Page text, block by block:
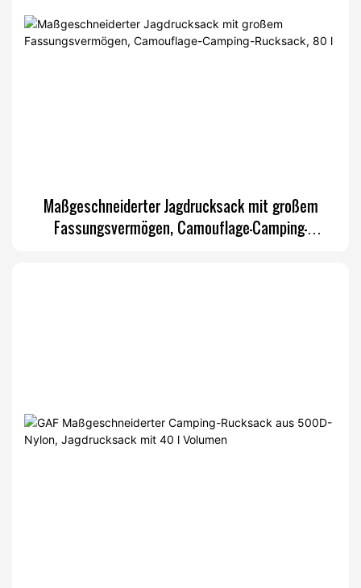
Maßgeschneiderter Jagdrucksack mit großem
Fassungsvermögen, Camouflage-Camping-